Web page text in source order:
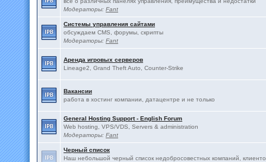
Модераторы: Fant
Системы управления сайтами
обсуждаем CMS, форумы, скрипты
Модераторы: Fant
Аренда игровых серверов
Lineage2, Grand Theft Auto, Counter-Strike
Вакансии
работа в хостинг компании, датацентре и не только
General Hosting Support - English Forum
Web hosting, VPS/VDS, Servers & administration
Модераторы: Fant
Черный список
Наш небольшой черный список недобросовестных компаний,